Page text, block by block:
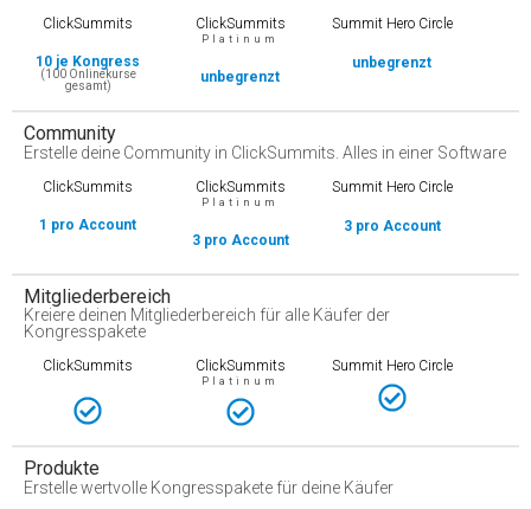
ClickSummits
10 je Kongress
(100 Onlinekurse
gesamt)
ClickSummits
Platinum
unbegrenzt
Summit Hero Circle
unbegrenzt
Community
Erstelle deine Community in ClickSummits. Alles in einer Software
ClickSummits
1 pro Account
ClickSummits
Platinum
3 pro Account​
Summit Hero Circle
3 pro Account​​
Mitgliederbereich
Kreiere deinen Mitgliederbereich für alle Käufer der
Kongresspakete
ClickSummits ClickSummits
Platinum
Summit Hero Circle
Produkte
Erstelle wertvolle Kongresspakete für deine Käufer